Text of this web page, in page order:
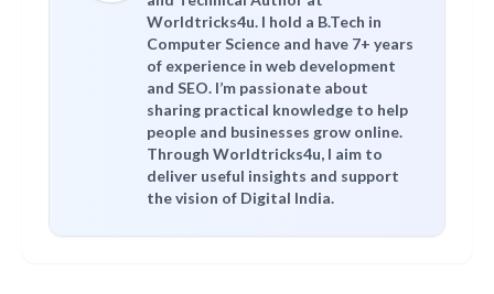
Worldtricks4u. I hold a B.Tech in
Computer Science and have 7+ years
of experience in web development
and SEO. I’m passionate about
sharing practical knowledge to help
people and businesses grow online.
Through Worldtricks4u, I aim to
deliver useful insights and support
the vision of Digital India.